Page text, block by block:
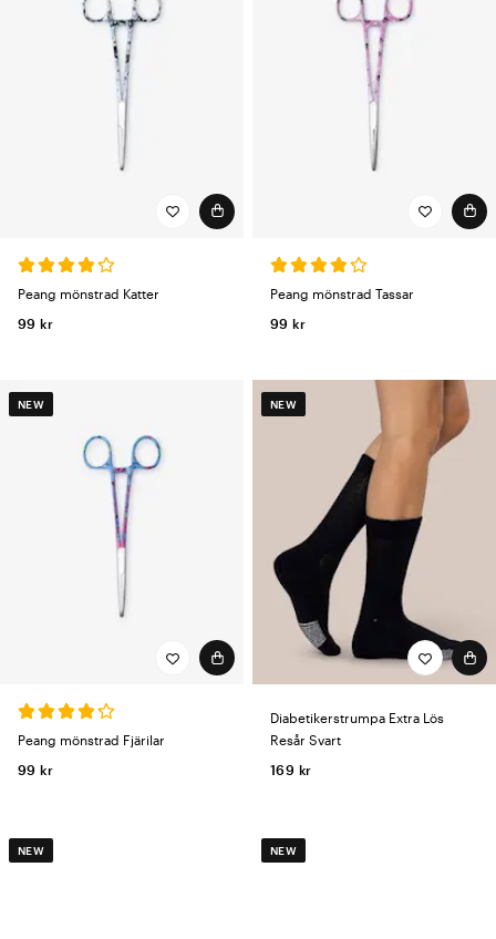
Peang mönstrad Katter
99 kr
Peang mönstrad Tassar
99 kr
NEW
Peang mönstrad Fjärilar
99 kr
NEW
Diabetikerstrumpa Extra Lös
Resår Svart
169 kr
NEW NEW